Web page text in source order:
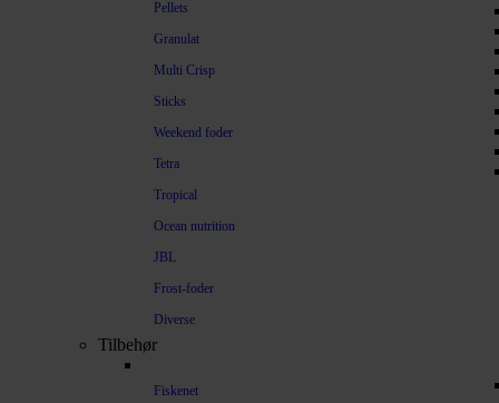
Pellets
Granulat
Multi Crisp
Sticks
Weekend foder
Tetra
Tropical
Ocean nutrition
JBL
Frost-foder
Diverse
Tilbehør
Fiskenet